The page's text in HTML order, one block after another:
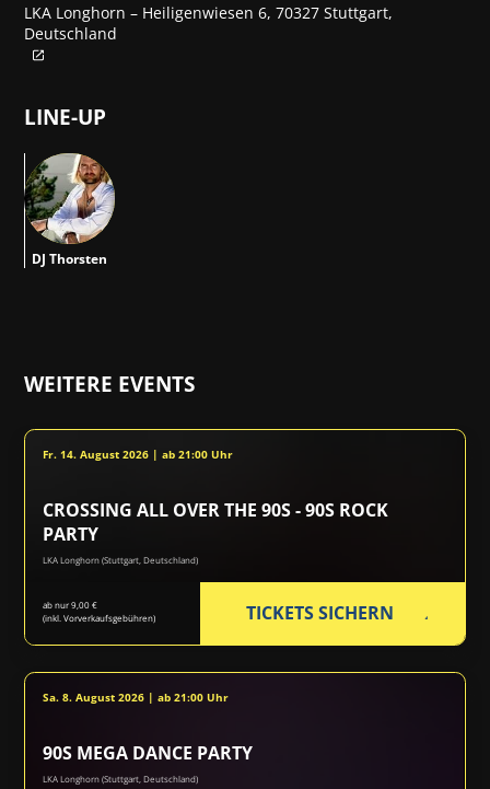
LKA Longhorn – Heiligenwiesen 6, 70327 Stuttgart,
Deutschland
LINE-UP
DT
DJ Thorsten
WEITERE EVENTS
Fr. 14. August 2026 | ab 21:00 Uhr
CROSSING ALL OVER THE 90S - 90S ROCK
PARTY
LKA Longhorn (Stuttgart, Deutschland)
ab nur 9,00 €
(inkl. Vorverkaufsgebühren)
TICKETS SICHERN
Sa. 8. August 2026 | ab 21:00 Uhr
90S MEGA DANCE PARTY
LKA Longhorn (Stuttgart, Deutschland)